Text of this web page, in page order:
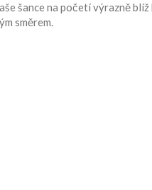
šance na početí výrazně
směrem.